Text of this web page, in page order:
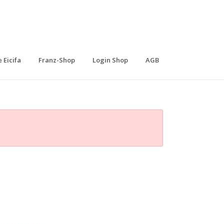
Eicifa Franz-Shop Login Shop AGB